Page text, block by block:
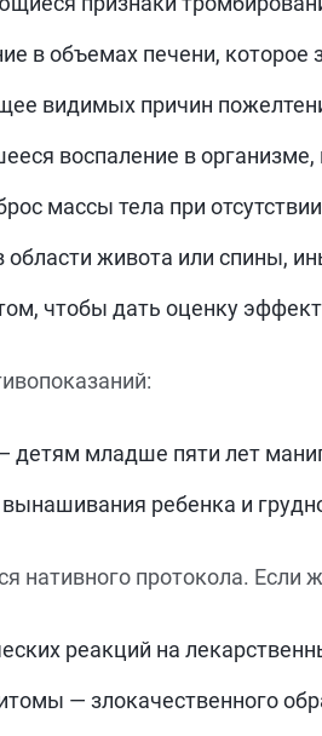
в объемах печени, которое
видимых причин
воспаление в
массы тела при
области живота или спины,
чтобы дать оценку
детям младше пяти лет
ребенка и
нативного протокола. Если
реакций на
— злокачественного